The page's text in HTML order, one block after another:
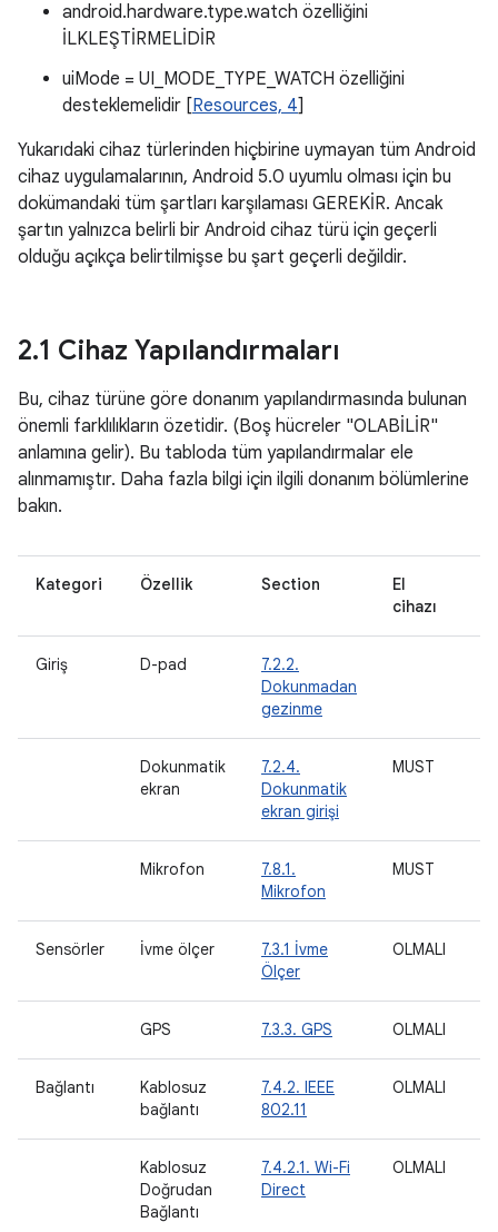
android.hardware.type.watch özelliğini
İLKLEŞTİRMELİDİR
uiMode = UI_MODE_TYPE_WATCH özelliğini
desteklemelidir [Resources, 4]
Yukarıdaki cihaz türlerinden hiçbirine uymayan tüm Android
cihaz uygulamalarının, Android 5.0 uyumlu olması için bu
dokümandaki tüm şartları karşılaması GEREKİR. Ancak
şartın yalnızca belirli bir Android cihaz türü için geçerli
olduğu açıkça belirtilmişse bu şart geçerli değildir.
2.1 Cihaz Yapılandırmaları
Bu, cihaz türüne göre donanım yapılandırmasında bulunan
önemli farklılıkların özetidir. (Boş hücreler "OLABİLİR"
anlamına gelir). Bu tabloda tüm yapılandırmalar ele
alınmamıştır. Daha fazla bilgi için ilgili donanım bölümlerine
bakın.
Kategori Özellik Section
El
cihazı
Giriş D-pad
7.2.2.
Dokunmadan
gezinme
Dokunmatik
ekran
7.2.4.
Dokunmatik
ekran girişi
MUST
Mikrofon
7.8.1.
Mikrofon
MUST
Sensörler İvme ölçer
7.3.1 İvme
Ölçer
OLMALI
GPS 7.3.3. GPS OLMALI
Bağlantı
Kablosuz
bağlantı
7.4.2. IEEE
802.11
OLMALI
Kablosuz
Doğrudan
Bağlantı
7.4.2.1. Wi-Fi
Direct
OLMALI